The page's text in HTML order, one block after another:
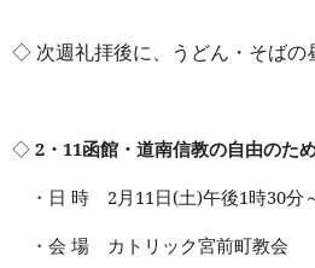
◇ 次週礼拝後に、うどん・そばの
◇ 2 ・ 11函館・道南信教の自由のた
・日 時 2月 11 日(土)午後1時30分
・会 場 カトリック宮前町教会